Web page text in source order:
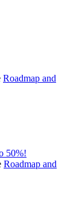
Roadmap and
50%!
Roadmap and